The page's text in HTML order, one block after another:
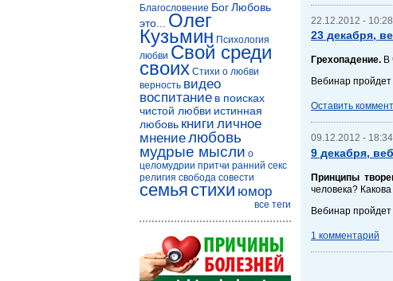
22.12.2012 - 10:28
23 декабря,
Грехопадение. В
Вебинар пройдет
Оставить
09.12.2012 - 18:34
9 декабря,
Принципы
человека?
Вебинар пройдет
1 комментарий
Благословение БогЛюбовь
это...
Олег
Кузьмин Психология
любви Свой среди
своих Стихи о любви
верность видео
воспитание в поисках
чистой любви истинная
любовь книги личное
мнениелюбовь
мудрые мысли о
целомудрии притчи ранний секс
религия свобода совести
семья стихи юмор
все теги